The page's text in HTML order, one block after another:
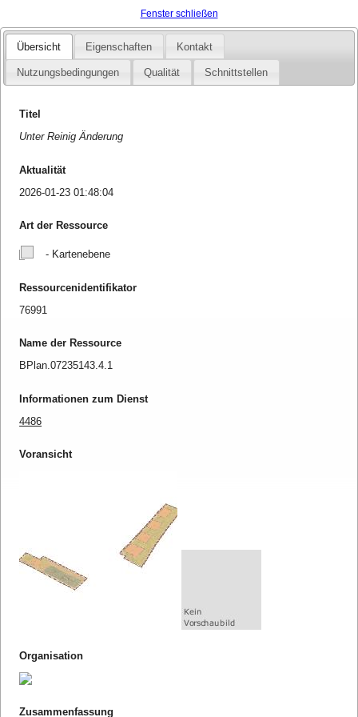
Fenster schließen
Übersicht Eigenschaften Kontakt
Nutzungsbedingungen Qualität Schnittstellen
Titel
Unter Reinig Änderung
Aktualität
2026-01-23 01:48:04
Art der Ressource
- Kartenebene
Ressourcenidentifikator
76991
Name der Ressource
BPlan.07235143.4.1
Informationen zum Dienst
4486
Voransicht
Organisation
Zusammenfassung